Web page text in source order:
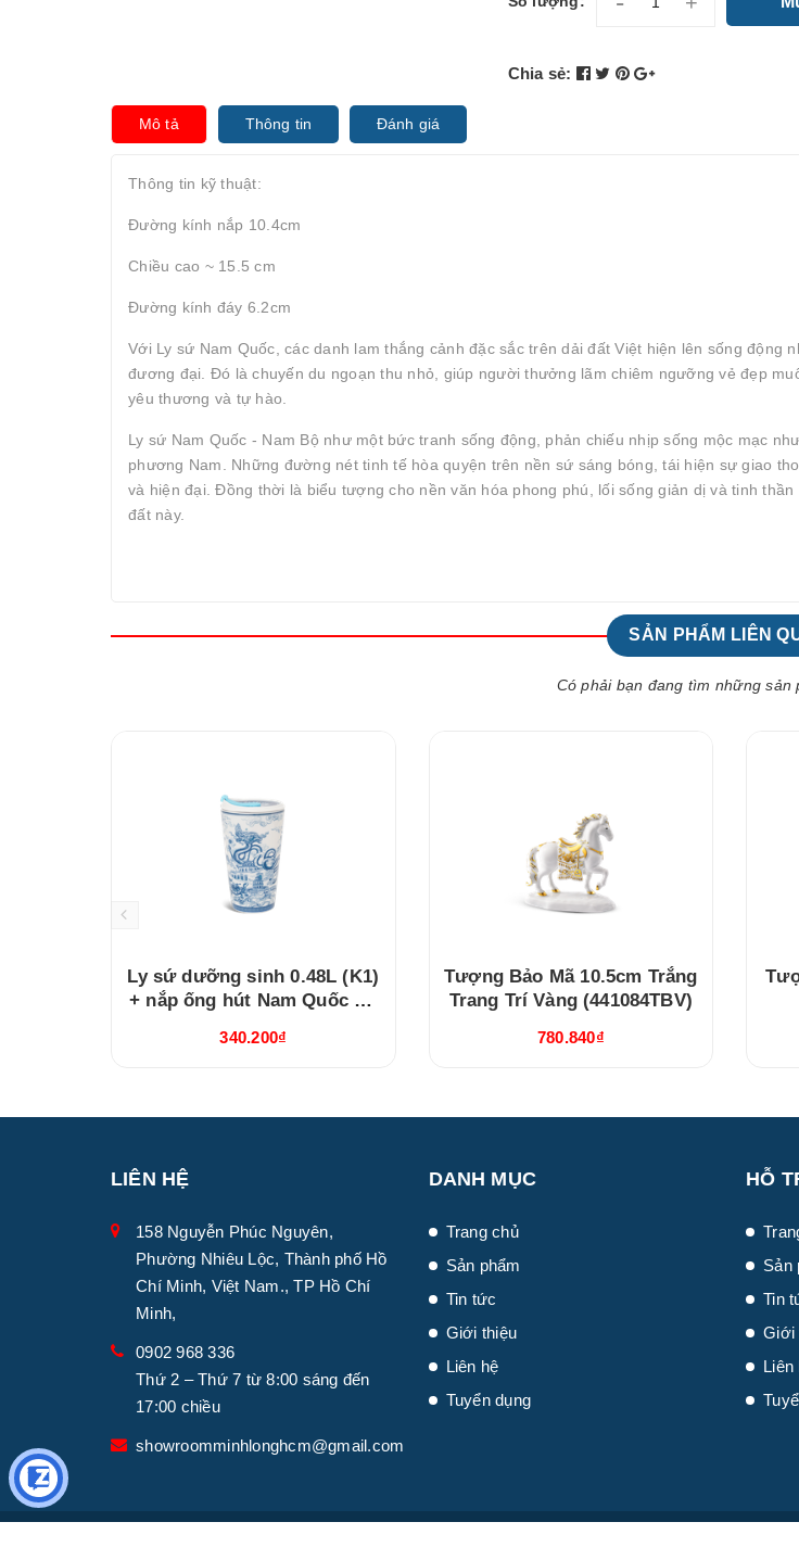
Chia sẻ:
Mô tả Thông tin Đánh giá
Thông tin kỹ thuật:
Đường kính nắp 10.4cm
Chiều cao ~ 15.5 cm
Đường kính đáy 6.2cm
Với Ly sứ Nam Quốc, các danh lam thắng cảnh đặc sắc trên dải đất Việt hiện lên sống động
đương đại. Đó là chuyến du ngoạn thu nhỏ, giúp người thưởng lãm chiêm ngưỡng vẻ đẹp
yêu thương và tự hào.
Ly sứ Nam Quốc - Nam Bộ như một bức tranh sống động, phản chiếu nhịp sống mộc mạc
phương Nam. Những đường nét tinh tế hòa quyện trên nền sứ sáng bóng, tái hiện sự giao
và hiện đại. Đồng thời là biểu tượng cho nền văn hóa phong phú, lối sống giản dị và tinh
đất này.
SẢN PHẨM LIÊN
Có phải bạn đang tìm những sản
Ly sứ dưỡng sinh 0.48L (K1)
+ nắp ống hút Nam Quốc Hà
340.200₫
Tượng Bảo Mã 10.5cm Trắng
Trang Trí Vàng (441084TBV)
780.840₫
LIÊN HỆ
158 Nguyễn Phúc Nguyên,
Phường Nhiêu Lộc, Thành phố Hồ
Chí Minh, Việt Nam., TP Hồ Chí
Minh,
0902 968 336
Thứ 2 – Thứ 7 từ 8:00 sáng đến
17:00 chiều
showroomminhlonghcm@gmail.com
DANH MỤC
Trang chủ
Sản phẩm
Tin tức
Giới thiệu
Liên hệ
Tuyển dụng
HỖ
Sản
Tin
Giới
Liên